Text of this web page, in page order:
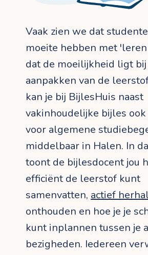
Vaak zien we dat
moeite hebben met
dat de moeilijkheid ligt
aanpakken van de
kan je bij BijlesHuis naast
vakinhoudelijke bijles
voor algemene
middelbaar in Halen. In
toont de bijlesdocent jou
efficiënt de leerstof kunt
samenvatten, actief
onthouden en hoe je je
kunt inplannen tussen je
bezigheden. Iedereen